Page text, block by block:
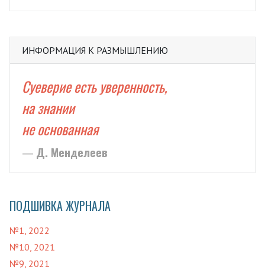
ИНФОРМАЦИЯ К РАЗМЫШЛЕНИЮ
Суеверие есть уверенность,
на знании
не основанная
Д. Менделеев
ПОДШИВКА ЖУРНАЛА
№1, 2022
№10, 2021
№9, 2021